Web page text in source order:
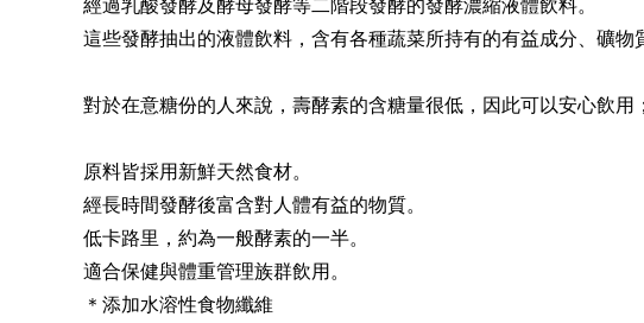
經過乳酸發酵及酵母發酵等二階段發酵的發酵濃縮液體飲料。
這些發酵抽出的液體飲料，含有各種蔬菜所持有的有益成分、礦
對於在意糖份的人來說，壽酵素的含糖量很低，因此可以安心飲用；
原料皆採用新鮮天然食材。
經長時間發酵後富含對人體有益的物質。
低卡路里，約為一般酵素的一半。
適合保健與體重管理族群飲用。
＊添加水溶性食物纖維